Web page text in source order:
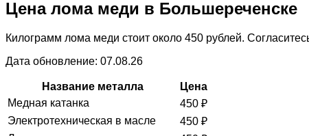
Цена лома меди в Большереченске
Килограмм лома меди стоит около 450 рублей.
Дата обновление: 07.08.26
Название металла
Цена
Медная катанка
450 ₽
Электротехническая в масле
450 ₽